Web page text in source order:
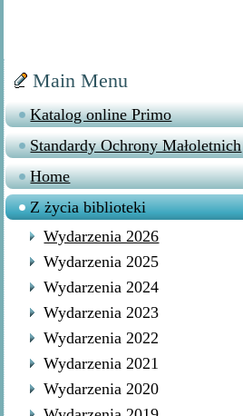
Main Menu
Katalog online Primo
Standardy Ochrony Małoletnich
Home
Z życia biblioteki
Wydarzenia 2026
Wydarzenia 2025
Wydarzenia 2024
Wydarzenia 2023
Wydarzenia 2022
Wydarzenia 2021
Wydarzenia 2020